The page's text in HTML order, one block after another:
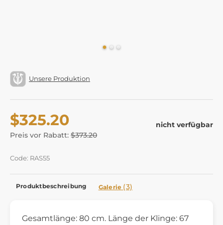
Unsere Produktion
$325.20
Preis vor Rabatt: $373.20
nicht verfügbar
Code: RAS55
Produktbeschreibung Galerie (3)
Gesamtlänge: 80 cm. Länge der Klinge: 67